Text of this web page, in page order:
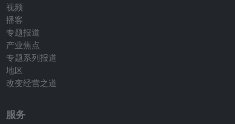
视频
播客
专题报道
产业焦点
专题系列报道
地区
改变经营之道
服务